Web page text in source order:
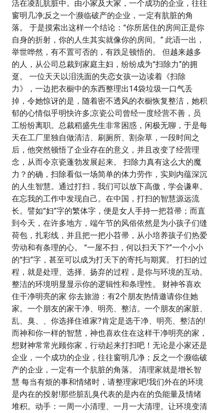
活在凌乱肮脏中。由小家及大家，一个成功的企业，往往
窗明几净;反之一个濒临破产的企业，一定有肮脏的角
落。 于是摸索出这样一个结论：“你所居住的房间正是你
自身的折射，你的人生其实就像你的房间。” 此语一出，
举世哗然，有不置可否的，有跌足顿悟的。 但越来越多
的人，从公司总裁到家庭主妇，纷纷成为“扫除力”的拥
趸。 一位天天以泪洗面的失恋女孩一边读着《扫除
力》，一边把衣橱中的东西整理出14袋垃圾一口气丢
掉，令她惊讶的是，随着密不透风的衣橱恢复整洁，她积
郁的心情似乎明快许多;京瓷公司曾经一度经营不善，员
工纷纷离职。总裁稻盛先生非常困惑，闲极无聊，于是每
天在工厂里独自做清洁、刷厕所、割杂草，一段时间之
后，他突然顿悟了企业存在的意义，并且改变了经营理
念，从而令京瓷蓬勃发展起来。 扫除力真有这么大的魔
力？的确，扫除看似一场简单的体力劳作，实则内蕴深沉
的人生智慧。通过打扫，我们可以放下高傲，学会谦卑。
在忘我的工作中发现自己。在中国，打扫的智慧源远流
长。譬如“妇”字的繁体字，便是女人手持一把苕帚；而直
到今天，在许多地方，端午节的风俗依然是为小孩子们缝
荷包，扎彩线，并且把一把小苕帚，从小培养孩子们热爱
劳动和有条理的心。 “一屋不扫，何以扫天下?”一个小小
的“扫”字，甚至可以成为打天下的寄托与期冀。 打扫的过
程，就是处理、选择、扬弃的过程，是你与环境的互动。
整洁的环境明显显示你的逻辑性和条理性。 财神爷喜欢
住干净明亮的家 你去旅游：有2个朋友热情邀请你住她
家。一个朋友的家干净、明亮、整洁。一个朋友的家脏、
乱、臭、、你选择住谁家?肯定是选干净、明亮、整洁的!
而神和你一样的智慧，神也喜欢住在这样干净明亮的家，
想财神常常光顾你家，行动起来打扫吧！无论是小家还是
企业，一个成功的企业，往往窗明几净；反之一个濒临破
产的企业，一定有一个肮脏的角落。 清理家就是增长智
慧 每当有烦的事和情绪时，请整理家吧!我们外在的环境
是内在的投射!那些脏乱臭代表的是内在的负能量及情绪
堆积。动手：一周一小清理、一月一大清理。让环境变清